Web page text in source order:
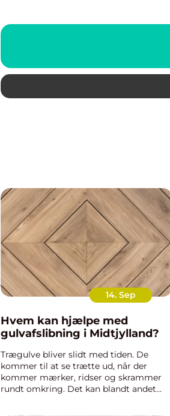
14. Sep
Hvem kan hjælpe med
gulvafslibning i Midtjylland?
Trægulve bliver slidt med tiden. De
kommer til at se trætte ud, når der
kommer mærker, ridser og skrammer
rundt omkring. Det kan blandt andet